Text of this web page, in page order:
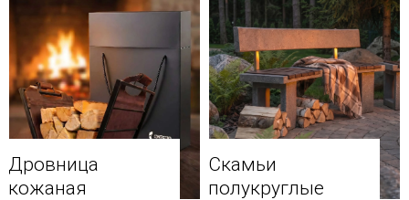
Дровница
кожаная
Скамьи
полукруглые